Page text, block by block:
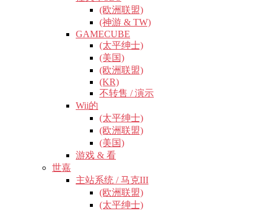
(欧洲联盟)
(神游 & TW)
GAMECUBE
(太平绅士)
(美国)
(欧洲联盟)
(KR)
不转售 / 演示
Wii的
(太平绅士)
(欧洲联盟)
(美国)
游戏 & 看
世嘉
主站系统 / 马克III
(欧洲联盟)
(太平绅士)